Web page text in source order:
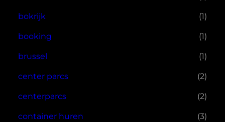
bokrijk (1)
booking (1)
brussel (1)
center parcs (2)
centerparcs (2)
container huren (3)